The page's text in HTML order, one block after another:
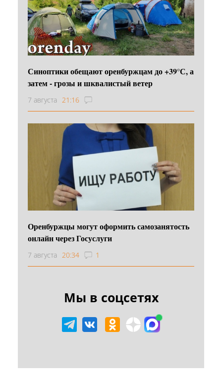
Синоптики обещают оренбуржцам до +39°С, а
затем - грозы и шквалистый ветер
7 августа 21:16
Оренбуржцы могут оформить самозанятость
онлайн через Госуслуги
7 августа 20:34 1
Мы в соцсетях